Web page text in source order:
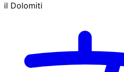
il Dolomiti